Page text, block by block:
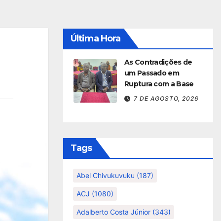
Última Hora
As Contradições de
um Passado em
Ruptura com a Base
7 DE AGOSTO, 2026
Tags
Abel Chivukuvuku (187)
ACJ (1080)
Adalberto Costa Júnior (343)